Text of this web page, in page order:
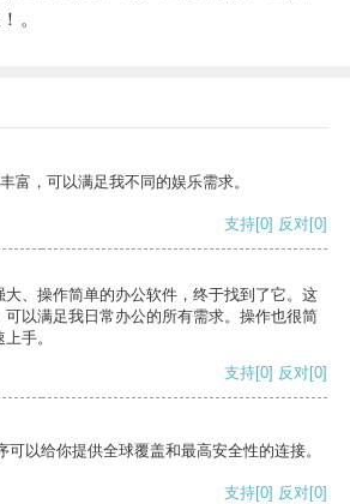
。
富，可以满足我不同的娱乐需求。
支持[0] 反对[0]
、操作简单的办公软件，终于找到了它。这
以满足我日常办公的所有需求。操作也很简
手。
支持[0] 反对[0]
以给你提供全球覆盖和最高安全性的连接。
支持[0] 反对[0]